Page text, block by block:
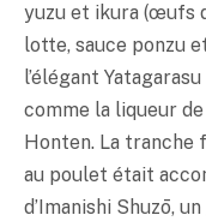
yuzu et ikura (œufs
lotte, sauce ponzu
l’élégant
comme la liqueur de
Honten. La tranche
au poulet était
d’Imanishi Shuzō,